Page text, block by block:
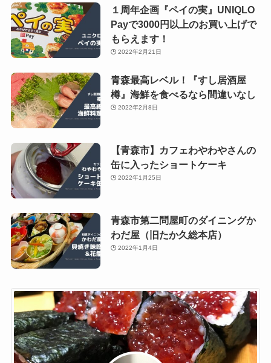
１周年企画『ペイの実』UNIQLO
Payで3000円以上のお買い上げで
もらえます！
2022年2月21日
青森最高レベル！『すし居酒屋
樽』海鮮を食べるなら間違いなし
2022年2月8日
【青森市】カフェわやわやさんの
缶に入ったショートケーキ
2022年1月25日
青森市第二問屋町のダイニングか
わだ屋（旧たか久総本店）
2022年1月4日